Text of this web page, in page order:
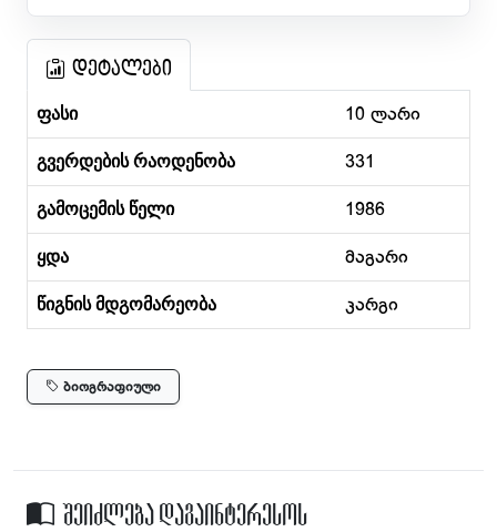
დეტალები
ფასი 10 ლარი
გვერდების რაოდენობა 331
გამოცემის წელი 1986
ყდა მაგარი
წიგნის მდგომარეობა კარგი
ბიოგრაფიული
შეიძლება დაგაინტერესოს